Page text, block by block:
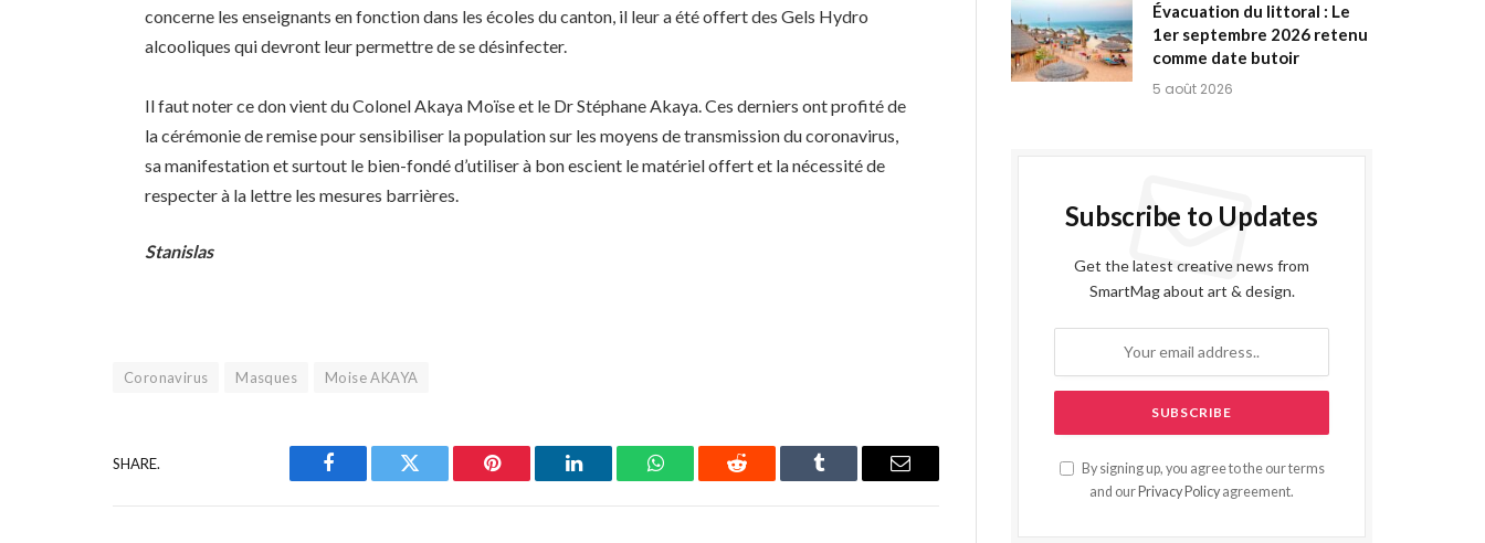
concerne les enseignants en fonction dans les écoles du canton, il leur a été offert des Gels Hydro
alcooliques qui devront leur permettre de se désinfecter.
Il faut noter ce don vient du Colonel Akaya Moïse et le Dr Stéphane Akaya. Ces derniers ont profité de
la cérémonie de remise pour sensibiliser la population sur les moyens de transmission du coronavirus,
sa manifestation et surtout le bien-fondé d’utiliser à bon escient le matériel offert et la nécessité de
respecter à la lettre les mesures barrières.
Stanislas
Coronavirus Masques Moise AKAYA
SHARE.
Facebook Twitter Pinterest LinkedIn WhatsAppReddit Tumblr Email
Évacuation du littoral : Le
1er septembre 2026 retenu
comme date butoir
5 août 2026
Subscribe to Updates
Get the latest creative news from
SmartMag about art & design.
By signing up, you agree to the our terms
and our Privacy Policy agreement.